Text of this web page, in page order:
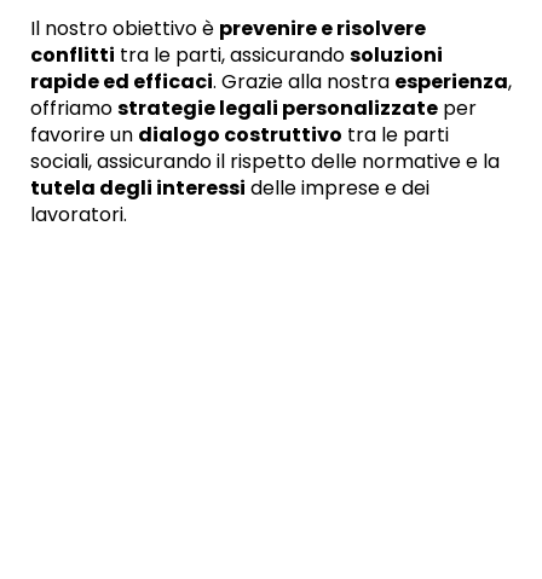
Il nostro obiettivo è prevenire e risolvere
conflitti tra le parti, assicurandosoluzioni
rapide ed efficaci. Grazie alla nostra esperienza,
offriamostrategie legali personalizzate per
favorire un dialogo costruttivo tra le parti
sociali, assicurando il rispetto delle normative e la
tutela degli interessi delle imprese e dei
lavoratori.